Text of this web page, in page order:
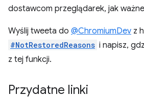
dostawcom przeglądarek, jak
Wyślij tweeta do @ChromiumDev z
#NotRestoredReasons i napisz,
z tej funkcji.
Przydatne linki